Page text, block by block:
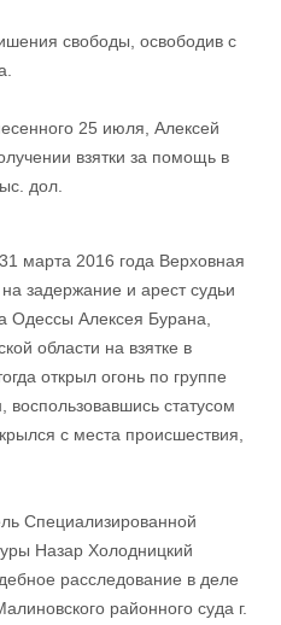
свободы, освободив с
25 июля, Алексей
взятки за помощь в
дол.
марта 2016 года Верховная
задержание и арест судьи
Одессы Алексея Бурана,
области на взятке в
открыл огонь по группе
воспользовавшись статусом
с места происшествия,
Специализированной
Назар Холодницкий
расследование в деле
районного суда г.